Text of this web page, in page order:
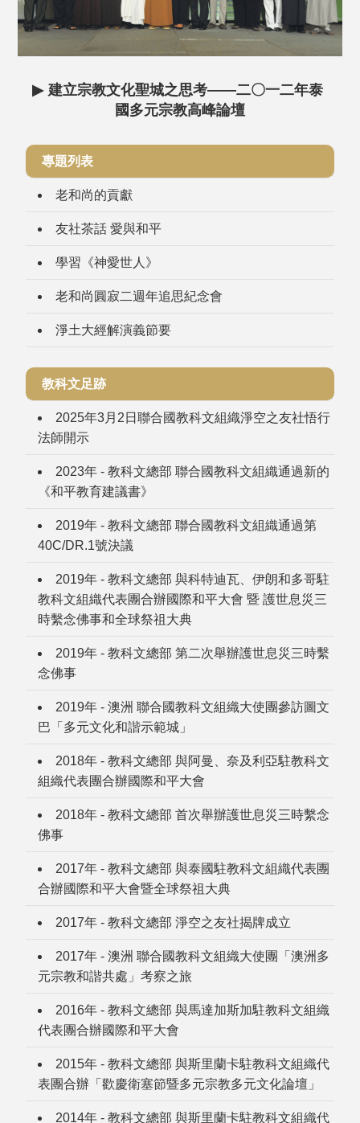
▶ 建立宗教文化聖城之思考——二〇一二年泰
國多元宗教高峰論壇
專題列表
老和尚的貢獻
友社茶話 愛與和平
學習《神愛世人》
老和尚圓寂二週年追思紀念會
淨土大經解演義節要
教科文足跡
2025年3月2日聯合國教科文組織淨空之友社悟行
法師開示
2023年 - 教科文總部 聯合國教科文組織通過新的
《和平教育建議書》
2019年 - 教科文總部 聯合國教科文組織通過第
40C/DR.1號決議
2019年 - 教科文總部 與科特迪瓦、伊朗和多哥駐
教科文組織代表團合辦國際和平大會 暨 護世息災三
時繫念佛事和全球祭祖大典
2019年 - 教科文總部 第二次舉辦護世息災三時繫
念佛事
2019年 - 澳洲 聯合國教科文組織大使團參訪圖文
巴「多元文化和諧示範城」
2018年 - 教科文總部 與阿曼、奈及利亞駐教科文
組織代表團合辦國際和平大會
2018年 - 教科文總部 首次舉辦護世息災三時繫念
佛事
2017年 - 教科文總部 與泰國駐教科文組織代表團
合辦國際和平大會暨全球祭祖大典
2017年 - 教科文總部 淨空之友社揭牌成立
2017年 - 澳洲 聯合國教科文組織大使團「澳洲多
元宗教和諧共處」考察之旅
2016年 - 教科文總部 與馬達加斯加駐教科文組織
代表團合辦國際和平大會
2015年 - 教科文總部 與斯里蘭卡駐教科文組織代
表團合辦「歡慶衛塞節暨多元宗教多元文化論壇」
2014年 - 教科文總部 與斯里蘭卡駐教科文組織代